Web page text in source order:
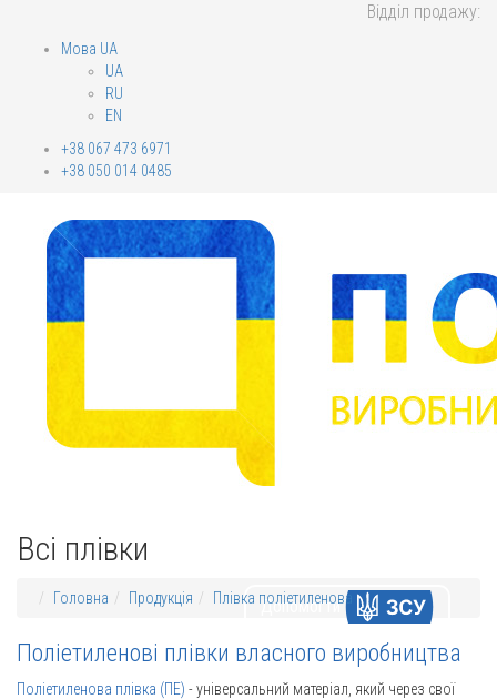
Відділ продажу:
Мова UA
UA
RU
EN
+38 067 473 6971
+38 050 014 0485
Всі плівки
Головна Продукція Плівка поліетиленова
Допомогти
Поліетиленові плівки власного виробництва
Поліетиленова плівка (ПЕ) - універсальний матеріал, який через свої